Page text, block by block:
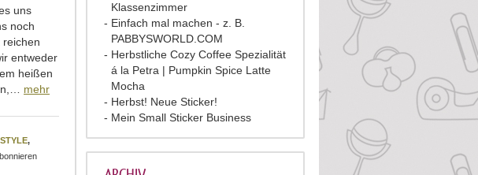
Klassenzimmer
Einfach mal machen - z. B.
PABBYSWORLD.COM
Herbstliche Cozy Coffee Spezialität
á la Petra | Pumpkin Spice Latte
Mocha
Herbst! Neue Sticker!
Mein Small Sticker Business
uns
noch
reichen
entweder
heißen
mehr
,